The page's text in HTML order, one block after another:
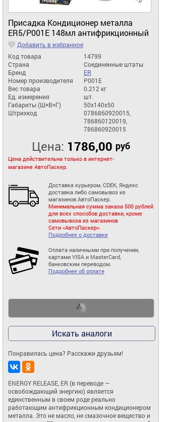
Присадка Кондиционер металла
ER5/P001E 148мл антифрикционный
Добавить в избранное
Код товара
14799
Страна
Соединенные штаты
Бренд
ER
Номер производителя
P001E
Вес товара
0.212 кг
Ед. измерения
шт.
Габариты (Ш×В×Г)
50x140x50
Штрихкод
0786860920015,
786860120019,
786860920015
Цена: 1786,00 руб
Цена действительна только в интернет-
магазине АвтоПаскер.
Доставка курьером, CDEK, Яндекс
доставка либо самовывоз из
магазинов АвтоПаскер.
Минимальная сумма заказа 500 рублей
для всех способов доставки, кроме
самовывоза из магазинов
Сети «АвтоПаскер».
Подробнее о доставке
Оплата наличными при получении,
картами VISA и MasterCard,
банковским переводом.
Подробнее об оплате
Искать аналоги
Понравилась цена? Расскажи друзьям!
ENERGY RELEASE, ER (в переводе —
освобождающий энергию) является
единственным в своем роде реально
работающим антифрикционным кондиционером
металла. Это не масло, не смазочное вещество и